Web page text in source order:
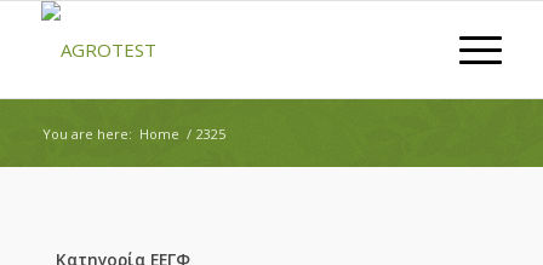
You are here: Home / 2325
Κατηγορία ΕΕΓΦ